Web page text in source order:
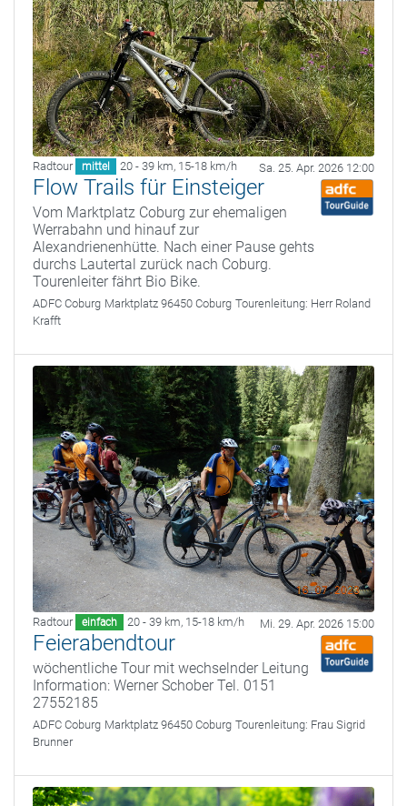
Radtour mittel 20 - 39 km, 15-18 km/h Sa. 25. Apr. 2026 12:00
Flow Trails für Einsteiger
Vom Marktplatz Coburg zur ehemaligen
Werrabahn und hinauf zur
Alexandrienenhütte. Nach einer Pause gehts
durchs Lautertal zurück nach Coburg.
Tourenleiter fährt Bio Bike.
ADFC Coburg Marktplatz 96450 Coburg Tourenleitung: Herr Roland
Krafft
Radtour einfach 20 - 39 km, 15-18 km/h Mi. 29. Apr. 2026 15:00
Feierabendtour
wöchentliche Tour mit wechselnder Leitung
Information: Werner Schober Tel. 0151
27552185
ADFC Coburg Marktplatz 96450 Coburg Tourenleitung: Frau Sigrid
Brunner